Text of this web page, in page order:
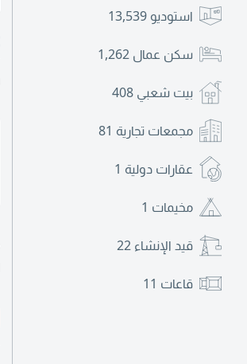
استوديو 13,539
سكن عمال 1,262
بيت شعبي 408
مجمعات تجارية 81
عقارات دولية 1
مخيمات 1
قيد الإنشاء 22
قاعات 11